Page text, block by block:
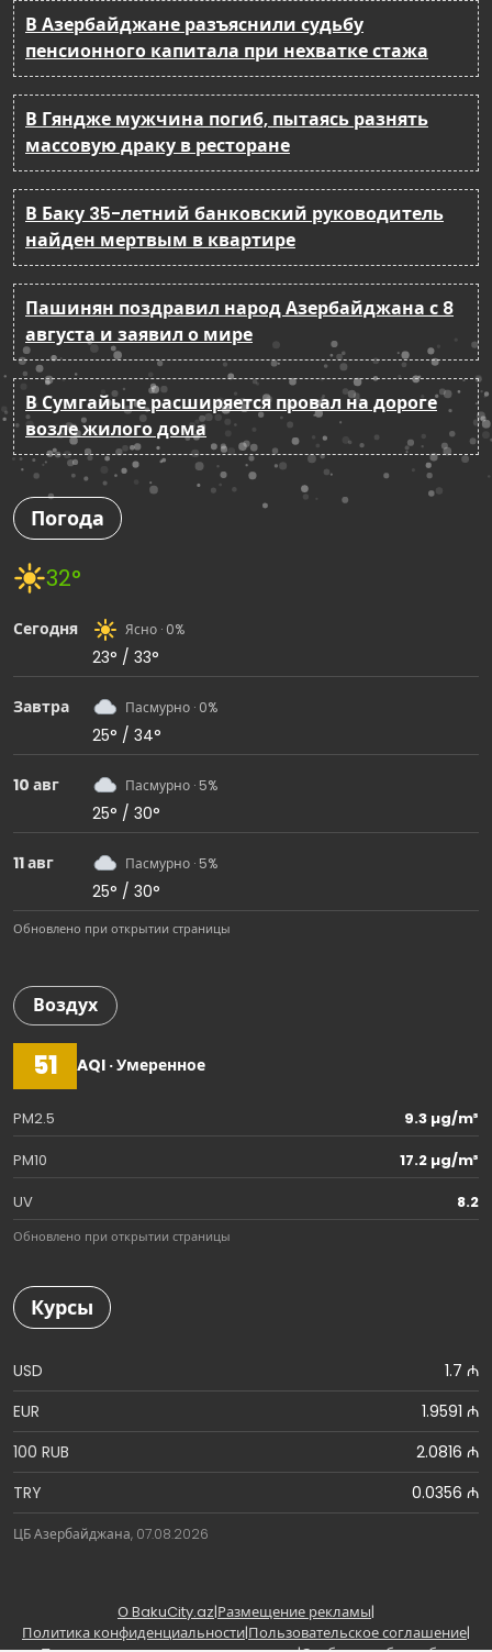
В Азербайджане разъяснили судьбу
пенсионного капитала при нехватке стажа
В Гяндже мужчина погиб, пытаясь разнять
массовую драку в ресторане
В Баку 35-летний банковский руководитель
найден мертвым в квартире
Пашинян поздравил народ Азербайджана с 8
августа и заявил о мире
В Сумгайыте расширяется провал на дороге
возле жилого дома
Погода
32°
Сегодня Ясно · 0%
23° / 33°
Завтра Пасмурно · 0%
25° / 34°
10 авг Пасмурно · 5%
25° / 30°
11 авг Пасмурно · 5%
25° / 30°
Обновлено при открытии страницы
Воздух
51 AQI · Умеренное
PM2.5
9.3 µg/m³
PM10
17.2 µg/m³
UV
8.2
Обновлено при открытии страницы
Курсы
USD
1.7 ₼
EUR
1.9591 ₼
100 RUB
2.0816 ₼
TRY
0.0356 ₼
ЦБ Азербайджана, 07.08.2026
О BakuCity.az|Размещение рекламы|
Политика конфиденциальности|Пользовательское соглашение|